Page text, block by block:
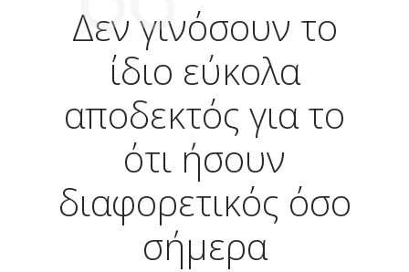
Δεν γινόσουν το
ίδιο εύκολα
αποδεκτός για το
ότι ήσουν
διαφορετικός όσο
σήμερα